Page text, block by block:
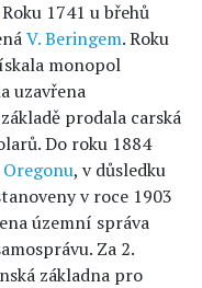
Roku 1741 u břehů
V. Beringem. Roku
monopol
uzavřena
prodala carská
Do roku 1884
Oregonu, v důsledku
v roce 1903
územní správa
Za 2.
základna pro